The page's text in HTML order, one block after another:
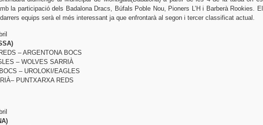
la participació dels Badalona Dracs, Búfals Poble Nou, Pioners L’H i Barberà Rookies. El
equips serà el més interessant ja que enfrontarà al segon i tercer classificat actual.
– ARGENTONA BOCS
– WOLVES SARRIÀ
– UROLOKI/EAGLES
PUNTXARXA REDS